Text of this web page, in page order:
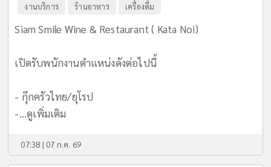
งานบริการ ร้านอาหาร เครื่องดื่ม
Siam Smile Wine & Restaurant ( Kata Noi)
เปิดรับพนักงานตำแหน่งดังต่อไปนี้
- กุ๊กครัวไทย/ยุโรป
-...ดูเพิ่มเติม
07:38 | 07 ก.ค. 69